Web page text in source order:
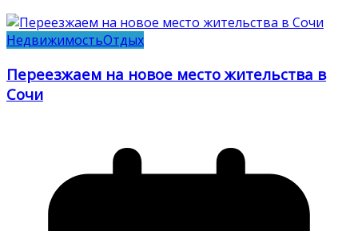
НедвижимостьОтдых
Переезжаем на новое место жительства в
Сочи